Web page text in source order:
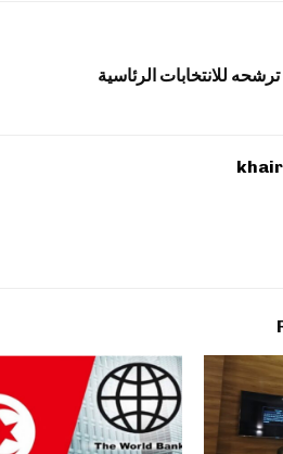
للانتخابات الرئاسية